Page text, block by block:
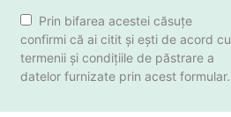
Prin bifarea acestei căsuțe
confirmi că ai citit și ești de acord cu
termenii și condițiile de păstrare a
datelor furnizate prin acest formular.